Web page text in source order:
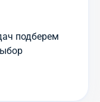
подберем